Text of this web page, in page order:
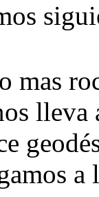
mas
a